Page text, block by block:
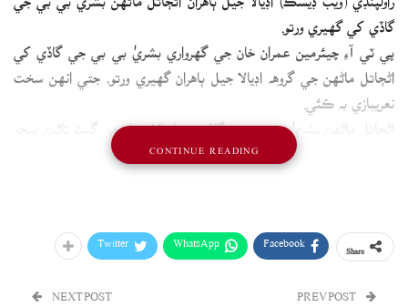
گاڏي کي گهيري ورتو.
پي ٽي آءِ چيئرمين عمران خان جي گهرواري بشريٰ بي بي جي گاڏي کي
اڻڄاتل ماڻهن جي گروهه اڊيالا جيل ٻاهران گهيري ورتو، جتي انهن سخت
نعريبازي به ڪئي.
اڻڄاتل ماڻهن بشريٰ بي بي جي گاڏي جو اڊيالا جيل جي گيٽ تائين پيڇو
ڪيو، گاڏي ۾ عمران خان جي ڀيڻ عليمه خان ۽ نورين بي بي به موجود
Facebook
WhatsApp
Twitter
NEXT POST